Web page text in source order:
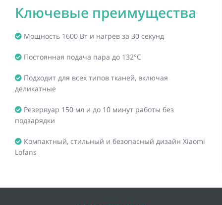
Ключевые преимущества
Мощность 1600 Вт и нагрев за 30 секунд
Постоянная подача пара до 132°C
Подходит для всех типов тканей, включая
деликатные
Резервуар 150 мл и до 10 минут работы без
подзарядки
Компактный, стильный и безопасный дизайн Xiaomi
Lofans